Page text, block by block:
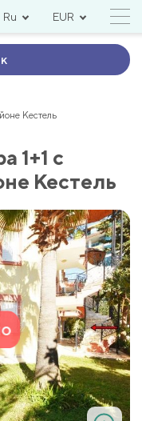
Ru EUR
Кестель
1+1 с
Кестель